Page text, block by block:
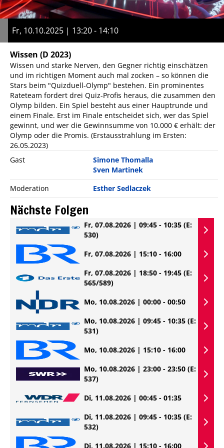
Fr, 10.10.2025 | 13:20 - 14:10
Wissen (D 2023)
Wissen und starke Nerven, den Gegner richtig einschätzen
und im richtigen Moment auch mal zocken – so können die
Stars beim "Quizduell-Olymp" bestehen. Ein prominentes
Rateteam fordert drei Quiz-Profis heraus, die zusammen den
Olymp bilden. Ein Spiel besteht aus einer Hauptrunde und
einem Finale. Erst im Finale entscheidet sich, wer das Spiel
gewinnt, und wer die Gewinnsumme von 10.000 € erhält: der
Olymp oder die Promis. (Erstausstrahlung im Ersten:
26.05.2023)
Gast
Simone Thomalla
Sven Martinek
Moderation
Esther Sedlaczek
Nächste Folgen
Fr, 07.08.2026 | 09:45 - 10:35 (E:
530)
Fr, 07.08.2026 | 15:10 - 16:00
Fr, 07.08.2026 | 18:50 - 19:45 (E:
565/589)
Mo, 10.08.2026 | 00:00 - 00:50
Mo, 10.08.2026 | 09:45 - 10:35 (E:
531)
Mo, 10.08.2026 | 15:10 - 16:00
Mo, 10.08.2026 | 23:00 - 23:50 (E:
537)
Di, 11.08.2026 | 00:45 - 01:35
Di, 11.08.2026 | 09:45 - 10:35 (E:
532)
Di, 11.08.2026 | 15:10 - 16:00